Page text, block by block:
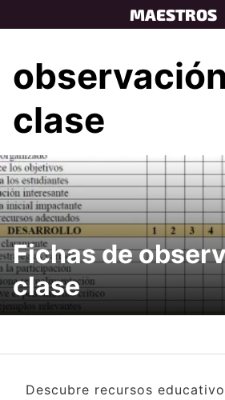
to
MAESTROS
clase
Fichas de
clase
Descubre recursos